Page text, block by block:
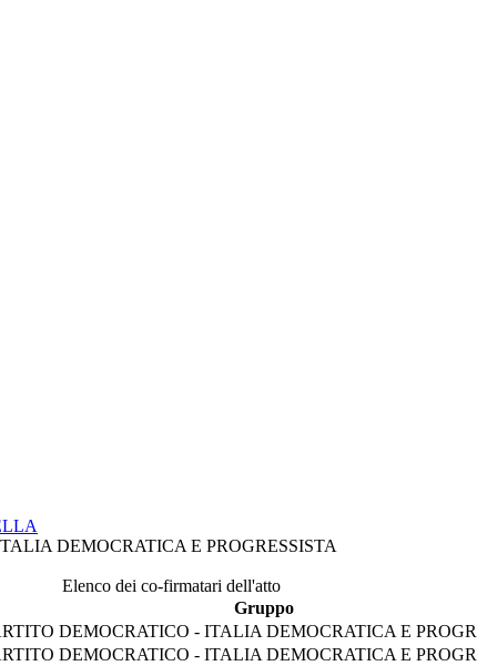
DEMOCRATICA E PROGRESSISTA
Elenco dei co-firmatari dell'atto
Gruppo
DEMOCRATICO - ITALIA DEMOCRATICA E
DEMOCRATICO - ITALIA DEMOCRATICA E